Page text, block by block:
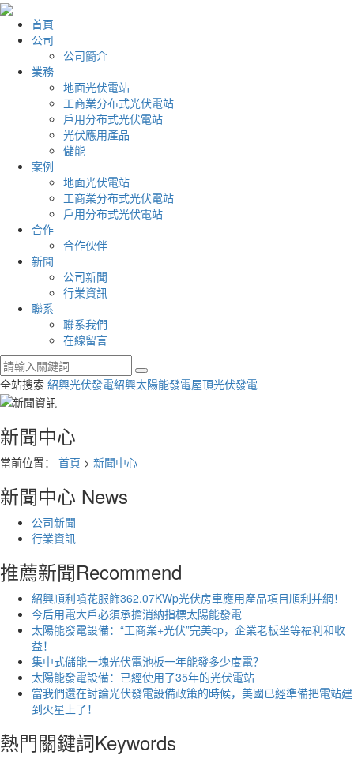
首頁
公司
公司簡介
業務
地面光伏電站
工商業分布式光伏電站
戶用分布式光伏電站
光伏應用產品
儲能
案例
地面光伏電站
工商業分布式光伏電站
戶用分布式光伏電站
合作
合作伙伴
新聞
公司新聞
行業資訊
聯系
聯系我們
在線留言
全站搜索 紹興光伏發電紹興太陽能發電屋頂光伏發電
新聞中心
當前位置： 首頁 > 新聞中心
新聞中心 News
公司新聞
行業資訊
推薦新聞Recommend
紹興順利噴花服飾362.07KWp光伏房車應用產品項目順利并網！
今后用電大戶必須承擔消納指標太陽能發電
太陽能發電設備：“工商業+光伏”完美cp，企業老板坐等福利和收
益！
集中式儲能一塊光伏電池板一年能發多少度電？
太陽能發電設備：已經使用了35年的光伏電站
當我們還在討論光伏發電設備政策的時候，美國已經準備把電站建
到火星上了！
熱門關鍵詞Keywords